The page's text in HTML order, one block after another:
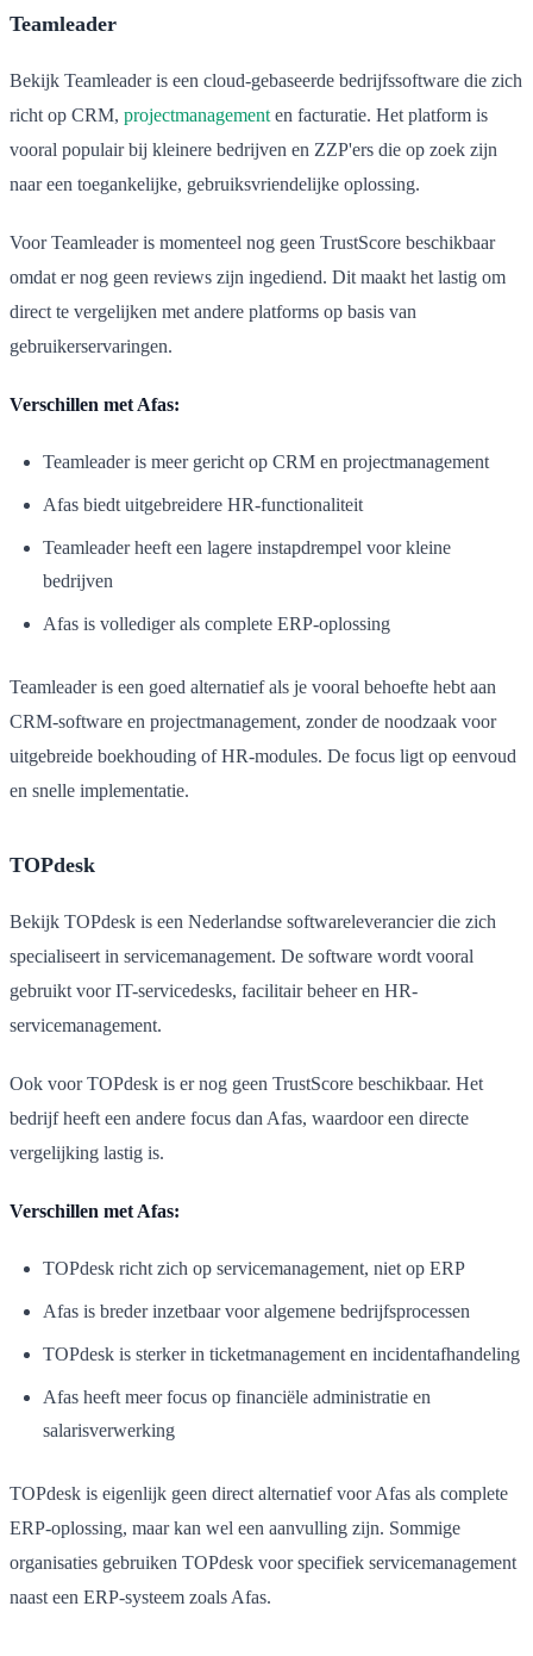
Teamleader
Bekijk Teamleader is een cloud-gebaseerde bedrijfssoftware die zich
richt op CRM, projectmanagement en facturatie. Het platform is
vooral populair bij kleinere bedrijven en ZZP'ers die op zoek zijn
naar een toegankelijke, gebruiksvriendelijke oplossing.
Voor Teamleader is momenteel nog geen TrustScore beschikbaar
omdat er nog geen reviews zijn ingediend. Dit maakt het lastig om
direct te vergelijken met andere platforms op basis van
gebruikerservaringen.
Verschillen met Afas:
Teamleader is meer gericht op CRM en projectmanagement
Afas biedt uitgebreidere HR-functionaliteit
Teamleader heeft een lagere instapdrempel voor kleine
bedrijven
Afas is vollediger als complete ERP-oplossing
Teamleader is een goed alternatief als je vooral behoefte hebt aan
CRM-software en projectmanagement, zonder de noodzaak voor
uitgebreide boekhouding of HR-modules. De focus ligt op eenvoud
en snelle implementatie.
TOPdesk
Bekijk TOPdesk is een Nederlandse softwareleverancier die zich
specialiseert in servicemanagement. De software wordt vooral
gebruikt voor IT-servicedesks, facilitair beheer en HR-
servicemanagement.
Ook voor TOPdesk is er nog geen TrustScore beschikbaar. Het
bedrijf heeft een andere focus dan Afas, waardoor een directe
vergelijking lastig is.
Verschillen met Afas:
TOPdesk richt zich op servicemanagement, niet op ERP
Afas is breder inzetbaar voor algemene bedrijfsprocessen
TOPdesk is sterker in ticketmanagement en incidentafhandeling
Afas heeft meer focus op financiële administratie en
salarisverwerking
TOPdesk is eigenlijk geen direct alternatief voor Afas als complete
ERP-oplossing, maar kan wel een aanvulling zijn. Sommige
organisaties gebruiken TOPdesk voor specifiek servicemanagement
naast een ERP-systeem zoals Afas.